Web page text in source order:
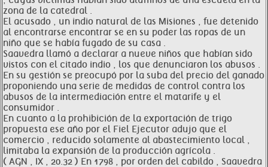
zona de la catedral .
El acusado , un indio natural de las Misiones , fue detenido
al encontrarse encontrar se en su poder las ropas de un
niño que se había fugado de su casa .
Saavedra llamó a declarar a nueve niños que habían sido
vistos con el citado indio , los que denunciaron los abusos .
En su gestión se preocupó por la suba del precio del ganado
proponiendo una serie de medidas de control contra los
abusos de la intermediación entre el matarife y el
consumidor .
En cuanto a la prohibición de la exportación de trigo
propuesta ese año por el Fiel Ejecutor adujo que el
comercio , reducido solamente al abastecimiento local ,
limitaba la expansión de la producción agrícola .
( AGN , IX , 20.32 ) En 1798 , por orden del cabildo , Saavedra